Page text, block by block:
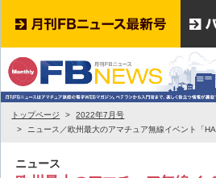
トップページ
2022年7月号
ニュース／欧州最大のアマチュア無線イベント「
ニュース